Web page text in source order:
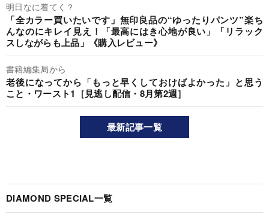
明日なに着てく？
「全カラー買いたいです」無印良品の“ゆったりパンツ”楽ち
んなのにキレイ見え！「最高にはき心地が良い」「リラック
スしながらも上品」《購入レビュー》
書籍編集局から
老後になってから「もっと早くしておけばよかった」と思う
こと・ワースト1［見逃し配信・8月第2週］
最新記事一覧
DIAMOND SPECIAL一覧